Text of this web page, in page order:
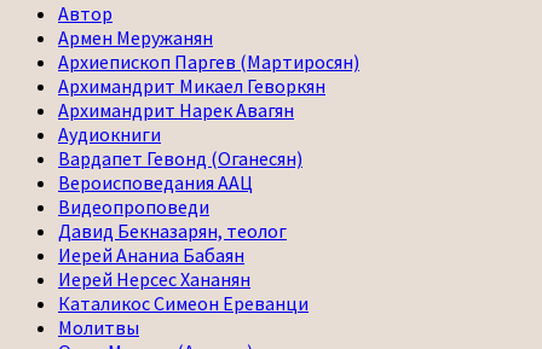
Автор
Армен Меружанян
Архиепископ Паргев (Мартиросян)
Архимандрит Микаел Геворкян
Архимандрит Нарек Авагян
Аудиокниги
Вардапет Гевонд (Оганесян)
Вероисповедания ААЦ
Видеопроповеди
Давид Бекназарян, теолог
Иерей Ананиа Бабаян
Иерей Нерсес Хананян
Каталикос Симеон Ереванци
Молитвы